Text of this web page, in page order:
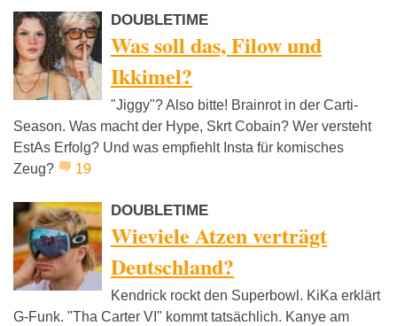
DOUBLETIME
Was soll das, Filow und
Ikkimel?
"Jiggy"? Also bitte! Brainrot in der Carti-
Season. Was macht der Hype, Skrt Cobain? Wer versteht
EstAs Erfolg? Und was empfiehlt Insta für komisches
Zeug?
19
DOUBLETIME
Wieviele Atzen verträgt
Deutschland?
Kendrick rockt den Superbowl. KiKa erklärt
G-Funk. "Tha Carter VI" kommt tatsächlich. Kanye am